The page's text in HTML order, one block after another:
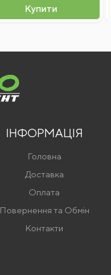
Купити
ІНФОРМАЦІЯ
Головна
Доставка
Оплата
Повернення та Обмін
Контакти